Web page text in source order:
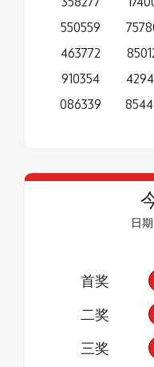
550559
463772
910354
086339
日
首奖
二奖
三奖